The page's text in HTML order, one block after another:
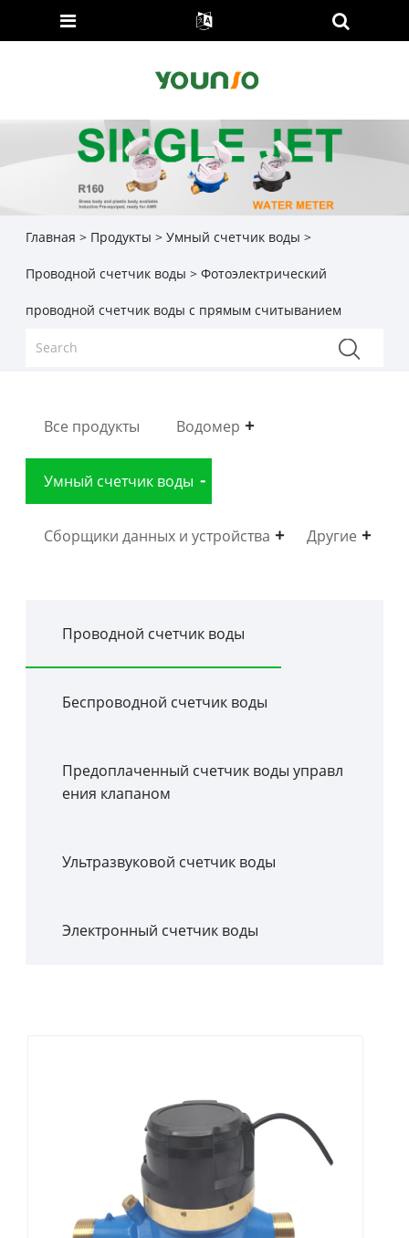
Главная > Продукты > Умный счетчик воды >
Проводной счетчик воды > Фотоэлектрический
проводной счетчик воды с прямым считыванием
Все продукты Водомер
Умный счетчик воды
Сборщики данных и устройства Другие
Проводной счетчик воды
Беспроводной счетчик воды
Предоплаченный счетчик воды управл
ения клапаном
Ультразвуковой счетчик воды
Электронный счетчик воды